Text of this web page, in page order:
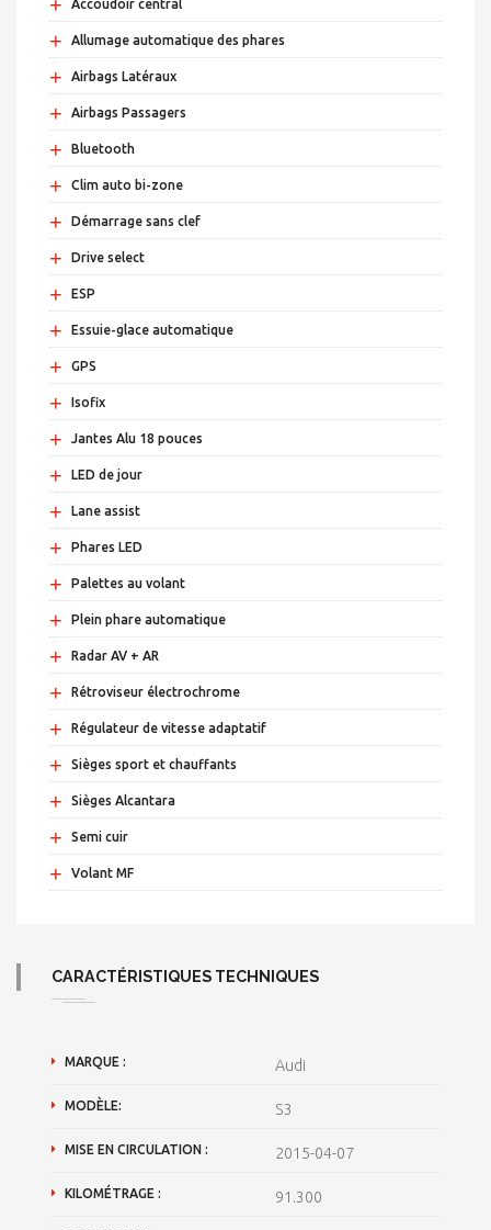
Accoudoir central
+ Allumage automatique des phares
+ Airbags Latéraux
+ Airbags Passagers
+ Bluetooth
+ Clim auto bi-zone
+ Démarrage sans clef
+ Drive select
+ ESP
+ Essuie-glace automatique
+ GPS
+ Isofix
+ Jantes Alu 18 pouces
+ LED de jour
+ Lane assist
+ Phares LED
+ Palettes au volant
+ Plein phare automatique
+ Radar AV + AR
+ Rétroviseur électrochrome
+ Régulateur de vitesse adaptatif
+ Sièges sport et chauffants
+ Sièges Alcantara
+ Semi cuir
+ Volant MF
CARACTÉRISTIQUES TECHNIQUES
MARQUE : Audi
MODÈLE: S3
MISE EN CIRCULATION : 2015-04-07
KILOMÉTRAGE : 91.300